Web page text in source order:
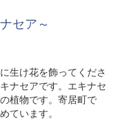
セア～
生け花を飾ってくださ
ナセアです。エキナセ
植物です。寄居町で
ています。